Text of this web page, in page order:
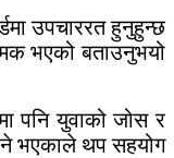
उपचाररत हुनुहुन्छ
भएको बताउनुभयो
पनि युवाको जोस र
भएकाले थप सहयोग